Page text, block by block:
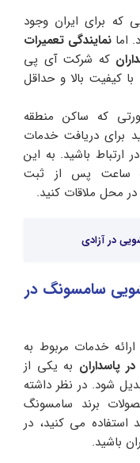
که برای ایران وجود
اما نمایندگی تعمیرات
که شرکت آی پی
کیفیت بالا و حداقل
که ساکن منطقه
برای دریافت خدمات
ارتباط باشید. به این
ساعت پس از ثبت
محل ملاقات کنید.
در آزادی
سامسونگ در
خدمات مربوط به
در پاسداران به یکی از
شود. در نظر داشته
برند سامسونگ
استفاده می کنید، در
باشید.